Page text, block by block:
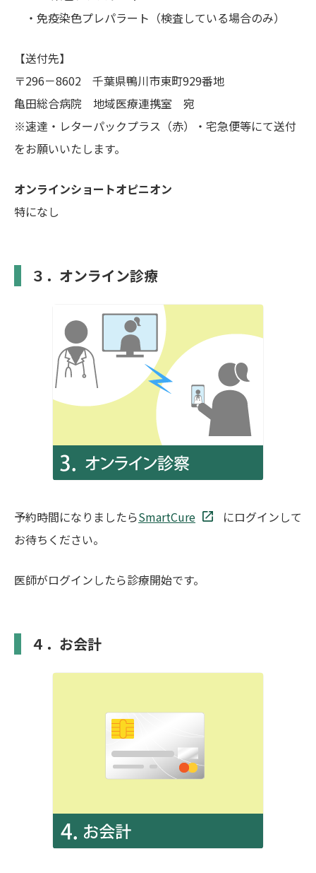
・免疫染色プレパラート（検査している場合のみ）
【送付先】
〒296－8602 千葉県鴨川市東町929番地
亀田総合病院 地域医療連携室 宛
※速達・レターパックプラス（赤）・宅急便等にて送付
をお願いいたします。
オンラインショートオピニオン
特になし
３．オンライン診療
予約時間になりましたらSmartCure
にログインして
お待ちください。
医師がログインしたら診療開始です。
４．お会計